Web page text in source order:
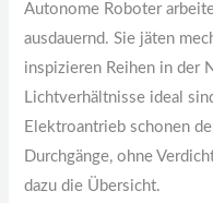
Autonome Roboter
ausdauernd. Sie jäten
inspizieren Reihen in der
Lichtverhältnisse ideal
Elektroantrieb schonen
Durchgänge, ohne
dazu die Übersicht.